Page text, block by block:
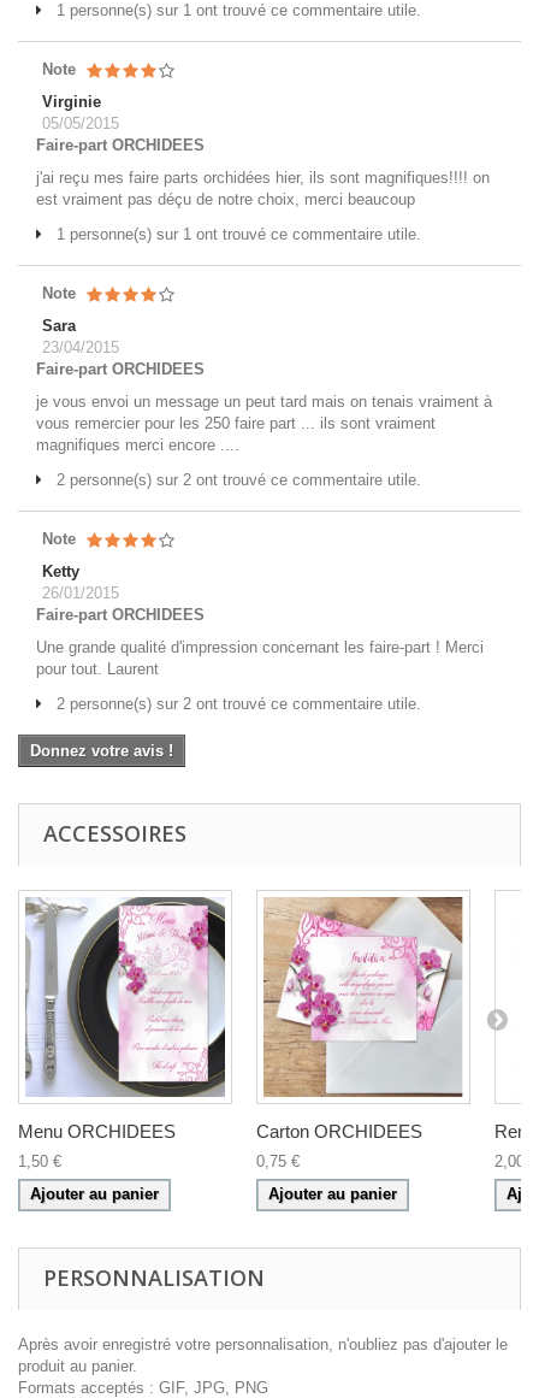
1 personne(s) sur 1 ont trouvé ce commentaire utile.
Note
Virginie
05/05/2015
Faire-part ORCHIDEES
j'ai reçu mes faire parts orchidées hier, ils sont magnifiques!!!! on
est vraiment pas déçu de notre choix, merci beaucoup
1 personne(s) sur 1 ont trouvé ce commentaire utile.
Note
Sara
23/04/2015
Faire-part ORCHIDEES
je vous envoi un message un peut tard mais on tenais vraiment à
vous remercier pour les 250 faire part ... ils sont vraiment
magnifiques merci encore ....
2 personne(s) sur 2 ont trouvé ce commentaire utile.
Note
Ketty
26/01/2015
Faire-part ORCHIDEES
Une grande qualité d'impression concernant les faire-part ! Merci
pour tout. Laurent
2 personne(s) sur 2 ont trouvé ce commentaire utile.
Donnez votre avis !
ACCESSOIRES
Menu ORCHIDEES
1,50 €
Ajouter au panier
Carton ORCHIDEES
0,75 €
Ajouter au panier
2,00 €
PERSONNALISATION
Après avoir enregistré votre personnalisation, n'oubliez pas d'ajouter le
produit au panier.
Formats acceptés : GIF, JPG, PNG